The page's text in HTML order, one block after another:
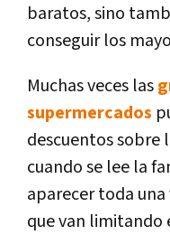
baratos, sino
conseguir los
Muchas veces las
supermercados
descuentos
cuando se lee la
aparecer toda
que van limitando